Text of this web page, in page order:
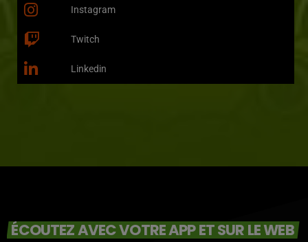
Instagram
Twitch
Linkedin
ÉCOUTEZ AVEC VOTRE APP ET SUR LE WEB